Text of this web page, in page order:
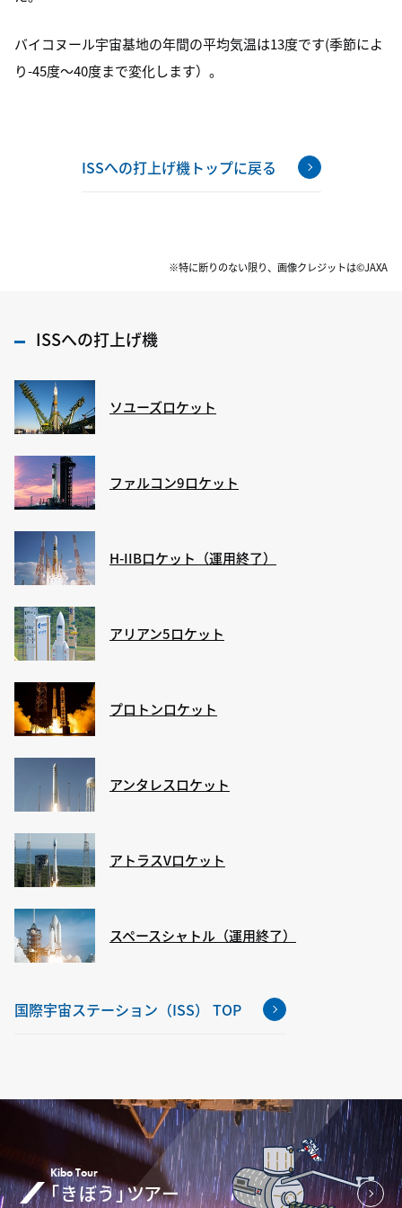
バイコヌール宇宙基地の年間の平均気温は13度です(季節によ
り-45度～40度まで変化します）。
ISSへの打上げ機トップに戻る
※特に断りのない限り、画像クレジットは©JAXA
ISSへの打上げ機
ソユーズロケット
ファルコン9ロケット
H-IIBロケット（運用終了）
アリアン5ロケット
プロトンロケット
アンタレスロケット
アトラスVロケット
スペースシャトル（運用終了）
国際宇宙ステーション（ISS） TOP
Kibo Tour
「きぼう」ツアー